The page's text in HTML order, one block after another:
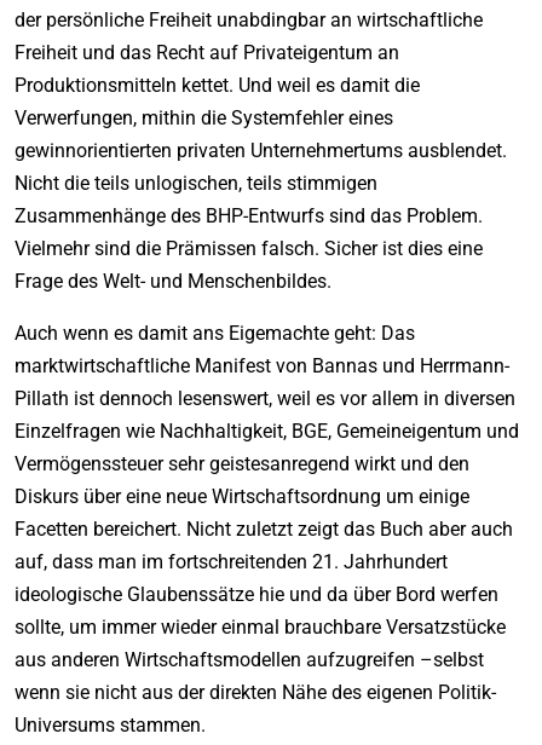
der persönliche Freiheit unabdingbar an wirtschaftliche
Freiheit und das Recht auf Privateigentum an
Produktionsmitteln kettet. Und weil es damit die
Verwerfungen, mithin die Systemfehler eines
gewinnorientierten privaten Unternehmertums ausblendet.
Nicht die teils unlogischen, teils stimmigen
Zusammenhänge des BHP-Entwurfs sind das Problem.
Vielmehr sind die Prämissen falsch. Sicher ist dies eine
Frage des Welt- und Menschenbildes.
Auch wenn es damit ans Eigemachte geht: Das
marktwirtschaftliche Manifest von Bannas und Herrmann-
Pillath ist dennoch lesenswert, weil es vor allem in diversen
Einzelfragen wie Nachhaltigkeit, BGE, Gemeineigentum und
Vermögenssteuer sehr geistesanregend wirkt und den
Diskurs über eine neue Wirtschaftsordnung um einige
Facetten bereichert. Nicht zuletzt zeigt das Buch aber auch
auf, dass man im fortschreitenden 21. Jahrhundert
ideologische Glaubenssätze hie und da über Bord werfen
sollte, um immer wieder einmal brauchbare Versatzstücke
aus anderen Wirtschaftsmodellen aufzugreifen –selbst
wenn sie nicht aus der direkten Nähe des eigenen Politik-
Universums stammen.